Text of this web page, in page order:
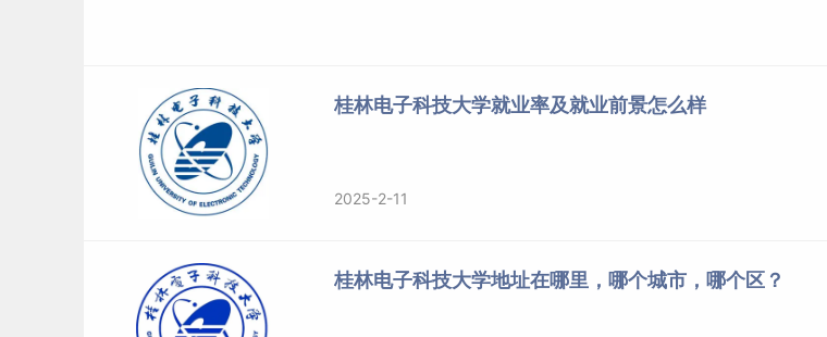
桂林电子科技大学就业率及就业前景怎么样
2025-2-11
桂林电子科技大学地址在哪里，哪个城市，哪个区？